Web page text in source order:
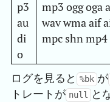
p3
au
di
o
mp3 ogg oga
wav wma aif
mpc shn mp4
ログを見ると %bk が
トレートが null
と